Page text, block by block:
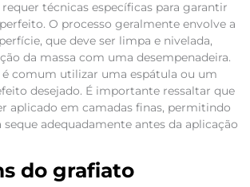
técnicas específicas para garantir
O processo geralmente envolve a
que deve ser limpa e nivelada,
da massa com uma desempenadeira.
é comum utilizar uma espátula ou um
desejado. É importante ressaltar que
aplicado em camadas finas, permitindo
seque adequadamente antes da aplicação
do grafiato